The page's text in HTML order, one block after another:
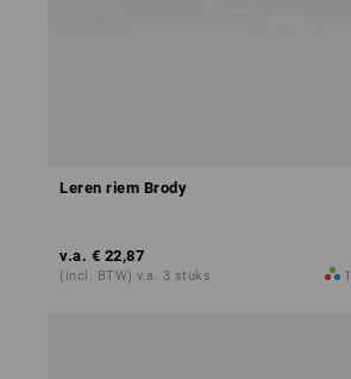
Leren riem Brody
v.a. € 22,87
(incl. BTW) v.a. 3 stuks 1